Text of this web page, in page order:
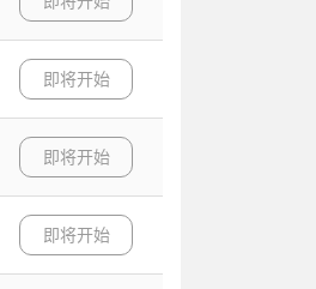
即将开始
即将开始
即将开始